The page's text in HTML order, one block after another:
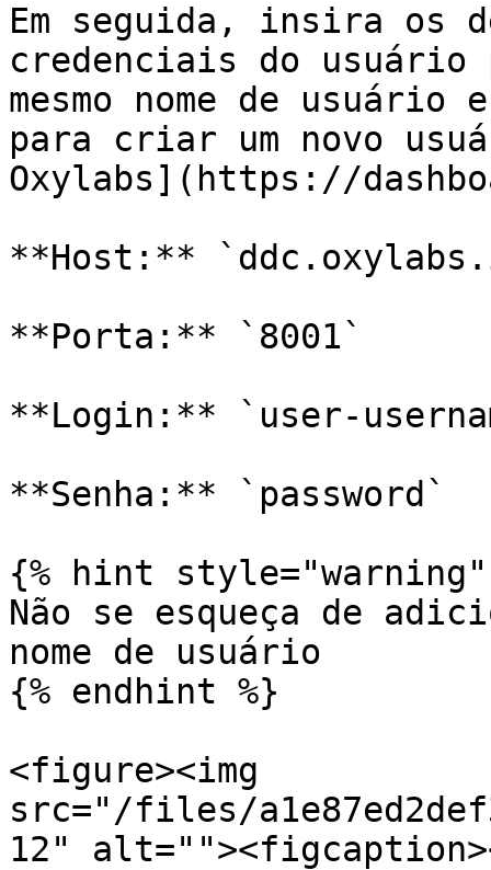
Em seguida, insira os
credenciais do usuário
mesmo nome de
para criar um novo
Oxylabs](https://
**Host:**
**Porta:** `8001`
**Login:** `user-
**Senha:** `password`
{% hint style="warning"
Não se esqueça de
nome de usuário
{% endhint %}
<figure><img
src="/files/
12"